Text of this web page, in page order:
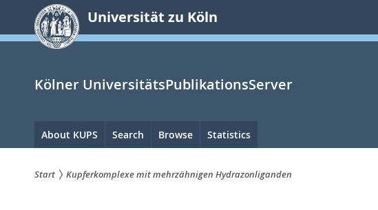
springen
Universität zu Köln
Kölner UniversitätsPublikationsServer
Hauptnavigation
About KUPS Search Browse Statistics
Start Kupferkomplexe mit mehrzähnigen Hydrazonliganden